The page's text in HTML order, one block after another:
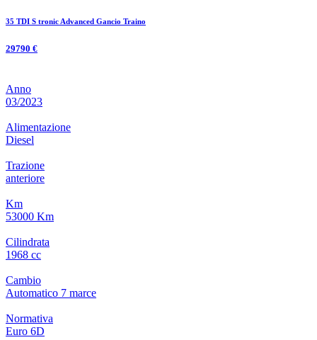
35 TDI S tronic Advanced Gancio Traino
29790 €
Anno
03/2023
Alimentazione
Diesel
Trazione
anteriore
Km
53000 Km
Cilindrata
1968 cc
Cambio
Automatico 7 marce
Normativa
Euro 6D